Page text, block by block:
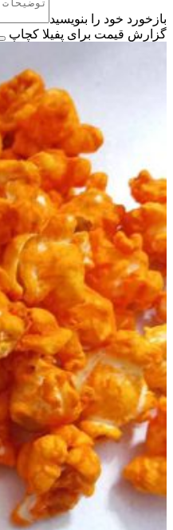
بازخورد خود را بنویسید
گزارش قیمت برای پفیلا کچاپ